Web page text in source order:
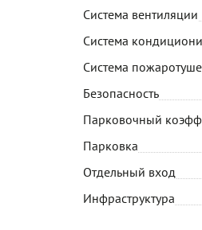
Система вентиляции
Система
Система
Безопасность
Парковочный
Парковка
Отдельный вход
Инфраструктура